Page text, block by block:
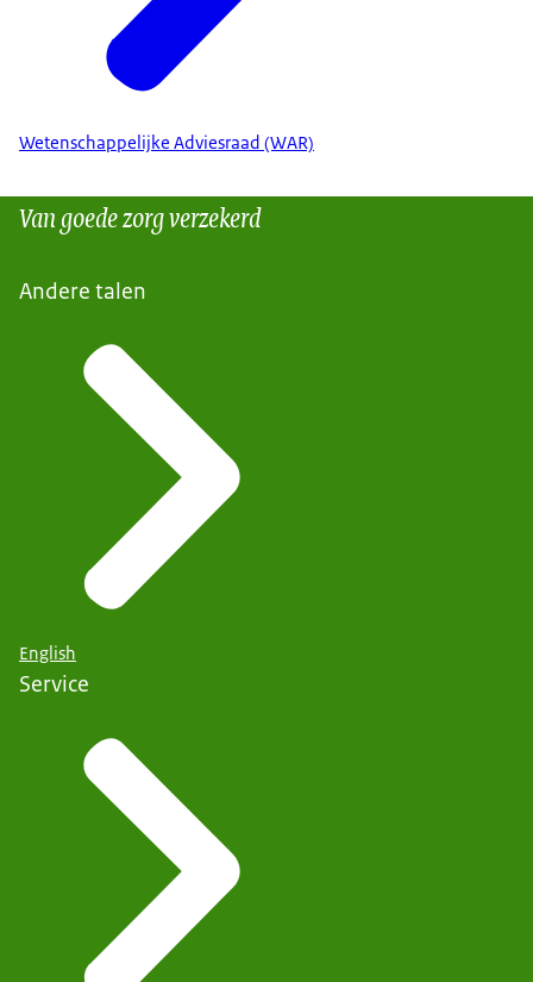
Wetenschappelijke Adviesraad (WAR)
Van goede zorg verzekerd
Andere talen
English
Service